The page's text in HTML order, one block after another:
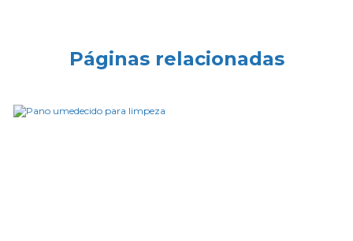
Páginas relacionadas